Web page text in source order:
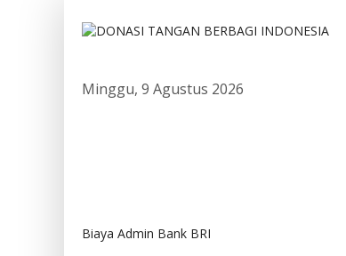
Minggu, 9 Agustus 2026
Biaya Admin Bank BRI